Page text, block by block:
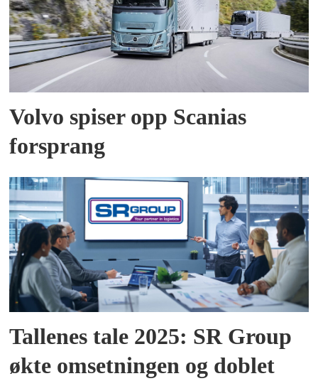
Volvo spiser opp Scanias
forsprang
Tallenes tale 2025: SR Group
økte omsetningen og doblet